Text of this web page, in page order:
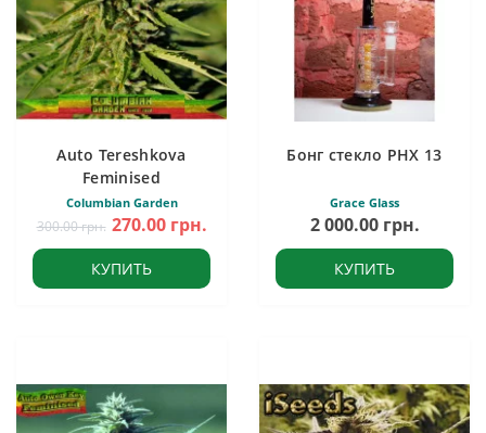
Auto Tereshkova
Feminised
Columbian Garden
300.00 грн. 270.00 грн.
КУПИТЬ
Бонг стекло PHX 13
Grace Glass
2 000.00 грн.
КУПИТЬ